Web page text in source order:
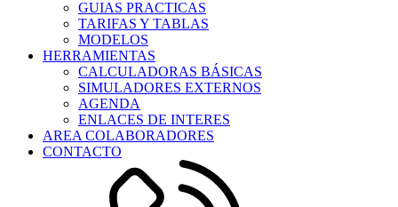
GUIAS PRACTICAS
TARIFAS Y TABLAS
MODELOS
HERRAMIENTAS
CALCULADORAS BÁSICAS
SIMULADORES EXTERNOS
AGENDA
ENLACES DE INTERES
AREA COLABORADORES
CONTACTO